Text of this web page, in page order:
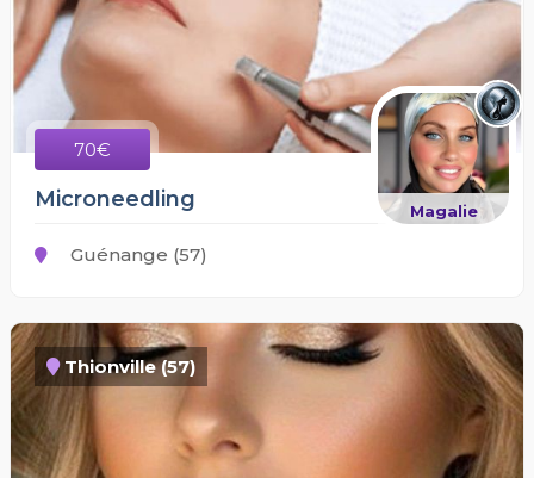
70€
Magalie
Microneedling
Guénange (57)
Thionville (57)